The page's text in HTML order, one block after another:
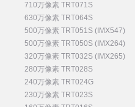
710万像素 TRT071S
630万像素 TRT064S
500万像素 TRT051S (IMX547)
500万像素 TRT050S (IMX264)
320万像素 TRT032S (IMX265)
280万像素 TRT028S
240万像素 TRT024G
230万像素 TRT023S